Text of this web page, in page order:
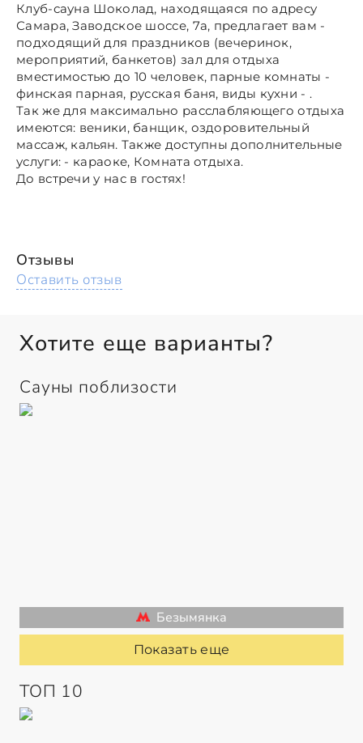
Клуб-сауна Шоколад, находящаяся по адресу
Самара, Заводское шоссе, 7а, предлагает вам -
подходящий для праздников (вечеринок,
мероприятий, банкетов) зал для отдыха
вместимостью до 10 человек, парные комнаты -
финская парная, русская баня, виды кухни - .
Так же для максимально расслабляющего отдыха
имеются: веники, банщик, оздоровительный
массаж, кальян. Также доступны дополнительные
услуги: - караоке, Комната отдыха.
До встречи у нас в гостях!
Отзывы
Оставить отзыв
Хотите еще варианты?
Сауны поблизости
Безымянка
Показать еще
ТОП 10